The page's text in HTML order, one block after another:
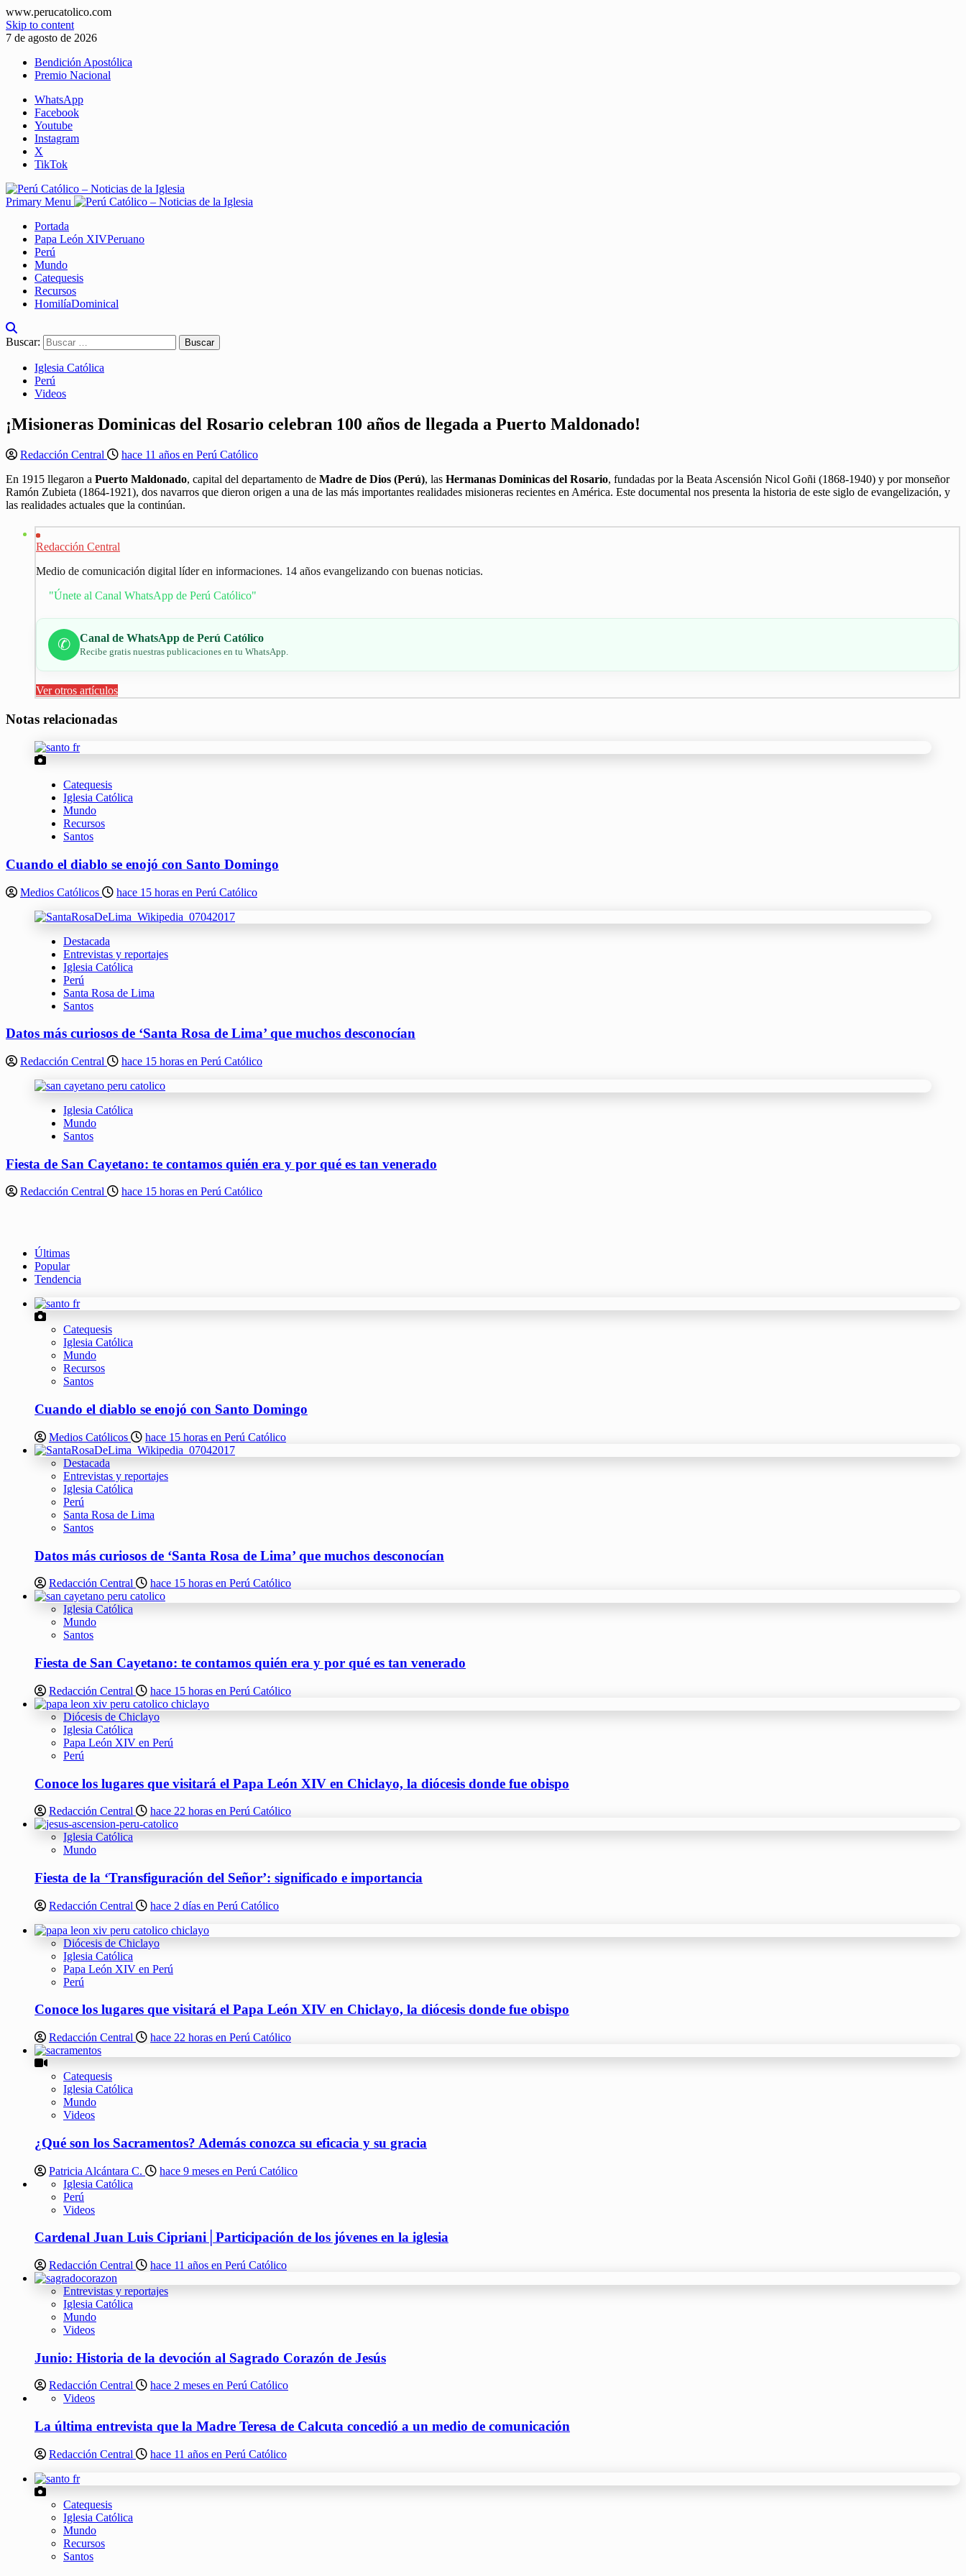
www.perucatolico.com
Skip to content
7 de agosto de 2026
Bendición Apostólica
Premio Nacional
WhatsApp
Facebook
Youtube
Instagram
X
TikTok
Primary Menu
Portada
Papa León XIVPeruano
Perú
Mundo
Catequesis
Recursos
HomilíaDominical
Buscar:
Iglesia Católica
Perú
Videos
¡Misioneras Dominicas del Rosario celebran 100 años de llegada a Puerto Maldonado!
Redacción Central
hace 11 años en Perú Católico
En 1915 llegaron a Puerto Maldonado, capital del departamento de Madre de Dios (Perú), las Hermanas Dominicas del Rosario, fundadas por la Beata Ascensión Nicol Goñi (1868-1940) y por monseñor
Ramón Zubieta (1864-1921), dos navarros que dieron origen a una de las más importantes realidades misioneras recientes en América. Este documental nos presenta la historia de este siglo de evangelización, y
las realidades actuales que la continúan.
Redacción Central
Medio de comunicación digital líder en informaciones. 14 años evangelizando con buenas noticias.
"Únete al Canal WhatsApp de Perú Católico"
✆ Canal de WhatsApp de Perú Católico
Recibe gratis nuestras publicaciones en tu WhatsApp.
Ver otros artículos
Notas relacionadas
Catequesis
Iglesia Católica
Mundo
Recursos
Santos
Cuando el diablo se enojó con Santo Domingo
Medios Católicos hace 15 horas en Perú Católico
Destacada
Entrevistas y reportajes
Iglesia Católica
Perú
Santa Rosa de Lima
Santos
Datos más curiosos de ‘Santa Rosa de Lima’ que muchos desconocían
Redacción Central hace 15 horas en Perú Católico
Iglesia Católica
Mundo
Santos
Fiesta de San Cayetano: te contamos quién era y por qué es tan venerado
Redacción Central hace 15 horas en Perú Católico
Últimas
Popular
Tendencia
Catequesis
Iglesia Católica
Mundo
Recursos
Santos
Cuando el diablo se enojó con Santo Domingo
Medios Católicos hace 15 horas en Perú Católico
Destacada
Entrevistas y reportajes
Iglesia Católica
Perú
Santa Rosa de Lima
Santos
Datos más curiosos de ‘Santa Rosa de Lima’ que muchos desconocían
Redacción Central hace 15 horas en Perú Católico
Iglesia Católica
Mundo
Santos
Fiesta de San Cayetano: te contamos quién era y por qué es tan venerado
Redacción Central hace 15 horas en Perú Católico
Diócesis de Chiclayo
Iglesia Católica
Papa León XIV en Perú
Perú
Conoce los lugares que visitará el Papa León XIV en Chiclayo, la diócesis donde fue obispo
Redacción Central hace 22 horas en Perú Católico
Iglesia Católica
Mundo
Fiesta de la ‘Transfiguración del Señor’: significado e importancia
Redacción Central hace 2 días en Perú Católico
Diócesis de Chiclayo
Iglesia Católica
Papa León XIV en Perú
Perú
Conoce los lugares que visitará el Papa León XIV en Chiclayo, la diócesis donde fue obispo
Redacción Central hace 22 horas en Perú Católico
Catequesis
Iglesia Católica
Mundo
Videos
¿Qué son los Sacramentos? Además conozca su eficacia y su gracia
Patricia Alcántara C.
hace 9 meses en Perú Católico
Iglesia Católica
Perú
Videos
Cardenal Juan Luis Cipriani│Participación de los jóvenes en la iglesia
Redacción Central hace 11 años en Perú Católico
Entrevistas y reportajes
Iglesia Católica
Mundo
Videos
Junio: Historia de la devoción al Sagrado Corazón de Jesús
Redacción Central
hace 2 meses en Perú Católico
Videos
La última entrevista que la Madre Teresa de Calcuta concedió a un medio de comunicación
Redacción Central hace 11 años en Perú Católico
Catequesis
Iglesia Católica
Mundo
Recursos
Santos